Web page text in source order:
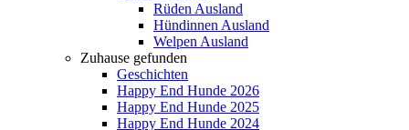
Rüden Ausland
Hündinnen Ausland
Welpen Ausland
Zuhause gefunden
Geschichten
Happy End Hunde 2026
Happy End Hunde 2025
Happy End Hunde 2024